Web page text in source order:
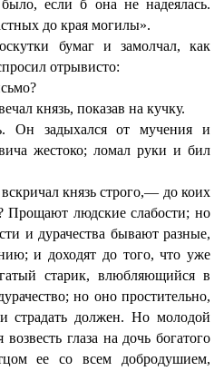
если б она не надеялась.
до края могилы».
бумаг и замолчал, как
отрывисто:
князь, показав на кучку.
Он задыхался от мучения и
жестоко; ломал руки и бил
князь строго,— до коих
Прощают людские слабости; но
и дурачества бывают разные,
и доходят до того, что уже
старик, влюбляющийся в
но оно простительно,
страдать должен. Но молодой
глаза на дочь богатого
ее со всем добродушием,